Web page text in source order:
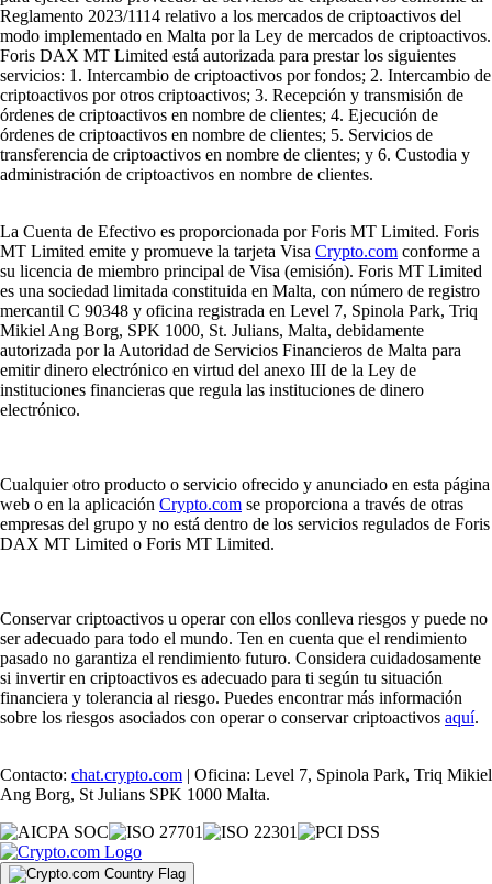
Reglamento 2023/1114 relativo a los mercados de criptoactivos del
modo implementado en Malta por la Ley de mercados de criptoactivos.
Foris DAX MT Limited está autorizada para prestar los siguientes
servicios: 1. Intercambio de criptoactivos por fondos; 2. Intercambio de
criptoactivos por otros criptoactivos; 3. Recepción y transmisión de
órdenes de criptoactivos en nombre de clientes; 4. Ejecución de
órdenes de criptoactivos en nombre de clientes; 5. Servicios de
transferencia de criptoactivos en nombre de clientes; y 6. Custodia y
administración de criptoactivos en nombre de clientes.
La Cuenta de Efectivo es proporcionada por Foris MT Limited. Foris
MT Limited emite y promueve la tarjeta Visa Crypto.com conforme a
su licencia de miembro principal de Visa (emisión). Foris MT Limited
es una sociedad limitada constituida en Malta, con número de registro
mercantil C 90348 y oficina registrada en Level 7, Spinola Park, Triq
Mikiel Ang Borg, SPK 1000, St. Julians, Malta, debidamente
autorizada por la Autoridad de Servicios Financieros de Malta para
emitir dinero electrónico en virtud del anexo III de la Ley de
instituciones financieras que regula las instituciones de dinero
electrónico.
Cualquier otro producto o servicio ofrecido y anunciado en esta página
web o en la aplicación Crypto.com se proporciona a través de otras
empresas del grupo y no está dentro de los servicios regulados de Foris
DAX MT Limited o Foris MT Limited.
Conservar criptoactivos u operar con ellos conlleva riesgos y puede no
ser adecuado para todo el mundo. Ten en cuenta que el rendimiento
pasado no garantiza el rendimiento futuro. Considera cuidadosamente
si invertir en criptoactivos es adecuado para ti según tu situación
financiera y tolerancia al riesgo. Puedes encontrar más información
sobre los riesgos asociados con operar o conservar criptoactivos aquí.
Contacto: chat.crypto.com | Oficina: Level 7, Spinola Park, Triq Mikiel
Ang Borg, St Julians SPK 1000 Malta.